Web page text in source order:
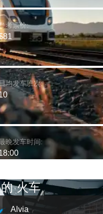
考票价:
均发车班次:
晚发车时间:
火车
Alvia